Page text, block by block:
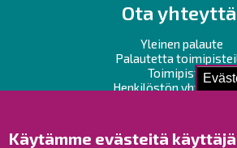
Käytämme evästeitä
Ota
Yleinen palaute
Palautetta
Toimipisteet
Henkilöstön
Raahe Facebookissa